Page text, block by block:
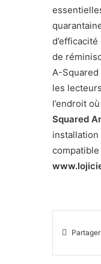
de
A-
les
l’endroit
Squared
Partager